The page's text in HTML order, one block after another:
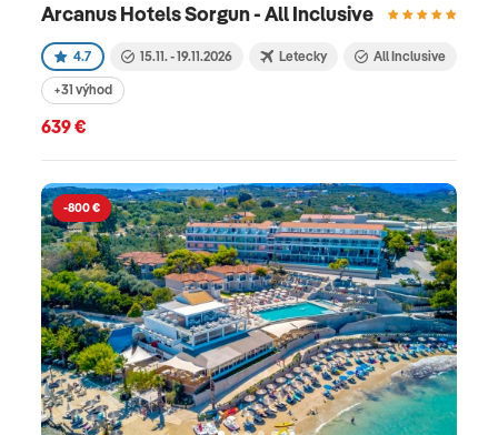
Arcanus Hotels Sorgun - All Inclusive
4.7 15.11. - 19.11.2026 Letecky All Inclusive
+31 výhod
639 €
-800 €